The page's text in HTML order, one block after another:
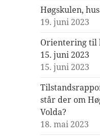
Høgskulen,
19. juni 2023
Orientering til
15. juni 2023
15. juni 2023
står der om
Volda?
18. mai 2023